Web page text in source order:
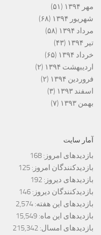
مهر ۱۳۹۴
(۵۱)
شهریور ۱۳۹۴
(۶۸)
مرداد ۱۳۹۴
(۵۸)
تیر ۱۳۹۴
(۴۳)
خرداد ۱۳۹۴
(۶۵)
اردیبهشت ۱۳۹۴
(۲)
فروردین ۱۳۹۴
(۲)
اسفند ۱۳۹۳
(۳)
بهمن ۱۳۹۳
(۷)
آمار سایت
بازدیدهای امروز: 168
بازدیدکنندگان امروز: 125
بازدیدهای دیروز: 192
بازدیدکنندگان دیروز: 146
بازدیدهای این هفته: 2,574
بازدیدهای این ماه: 15,549
بازدیدهای امسال: 215,342